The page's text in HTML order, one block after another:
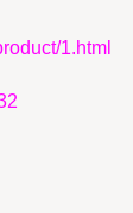
1.html